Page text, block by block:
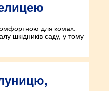
для комах.
шкідників саду, у тому